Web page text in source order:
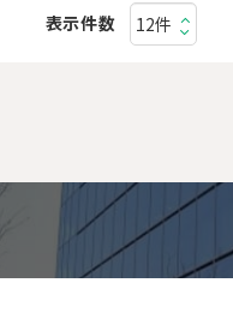
表示件数